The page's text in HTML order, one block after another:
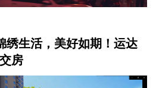
绣生活，美好如期！运达
房